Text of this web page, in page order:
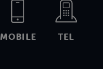
MOBILE TEL